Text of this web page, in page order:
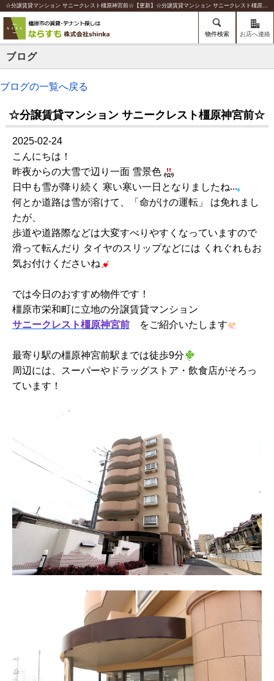
☆分譲賃貸マンション サニークレスト橿原神宮前☆【更新】☆分譲賃貸マンション サニークレスト橿原神宮前☆ | 橿原の賃貸のことならならすも【株式会社shinka】
物件検索 お店へ連絡
ブログ
ブログの一覧へ戻る
☆分譲賃貸マンション サニークレスト橿原神宮前☆
2025-02-24
こんにちは！
昨夜からの大雪で辺り一面 雪景色
日中も雪が降り続く 寒い寒い一日となりましたね
何とか道路は雪が溶けて、「命がけの運転」 は免れまし
たが、
歩道や道路際などは大変すべりやすくなっていますので
滑って転んだり タイヤのスリップなどには くれぐれもお
気お付けくださいね
では今日のおすすめ物件です！
橿原市栄和町に立地の分譲賃貸マンション
サニークレスト橿原神宮前をご紹介いたします
最寄り駅の橿原神宮前駅までは徒歩9分
周辺には、スーパーやドラッグストア・飲食店がそろっ
ています！